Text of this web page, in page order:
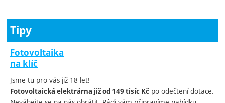
Tipy
Fotovoltaika
na klíč
Jsme tu pro vás již 18 let!
Fotovoltaická elektrárna již od 149 tisíc Kč po odečtení dotace.